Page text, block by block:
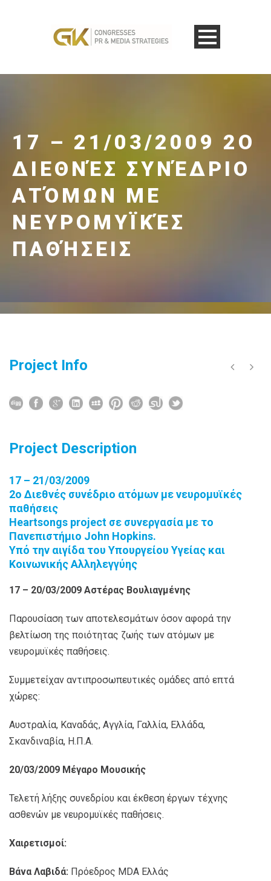
17 – 21/03/2009 2Ο
ΔΙΕΘΝΈΣ ΣΥΝΈΔΡΙΟ
ΑΤΌΜΩΝ ΜΕ
ΝΕΥΡΟΜΥΪΚΈΣ
ΠΑΘΉΣΕΙΣ
Project Info
Project Description
17 – 21/03/2009
2ο Διεθνές συνέδριο ατόμων με νευρομυϊκές
παθήσεις
Heartsongs project σε συνεργασία με το
Πανεπιστήμιο John Hopkins.
Υπό την αιγίδα του Υπουργείου Υγείας και
Κοινωνικής Αλληλεγγύης
17 – 20/03/2009 Αστέρας Βουλιαγμένης
Παρουσίαση των αποτελεσμάτων όσον αφορά την
βελτίωση της ποιότητας ζωής των ατόμων με
νευρομυϊκές παθήσεις.
Συμμετείχαν αντιπροσωπευτικές ομάδες από επτά
χώρες:
Αυστραλία, Καναδάς, Αγγλία, Γαλλία, Ελλάδα,
Σκανδιναβία, Η.Π.Α.
20/03/2009 Μέγαρο Μουσικής
Τελετή λήξης συνεδρίου και έκθεση έργων τέχνης
ασθενών με νευρομυϊκές παθήσεις.
Χαιρετισμοί:
Βάνα Λαβιδά: Πρόεδρος MDA Ελλάς